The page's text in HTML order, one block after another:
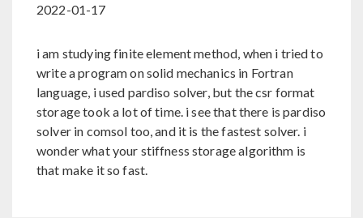
2022-01-17
i am studying finite element method, when i tried to
write a program on solid mechanics in Fortran
language, i used pardiso solver, but the csr format
storage took a lot of time. i see that there is pardiso
solver in comsol too, and it is the fastest solver. i
wonder what your stiffness storage algorithm is
that make it so fast.